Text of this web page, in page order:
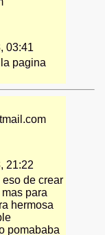
03:41
pagina
21:22
eso de crear
para
hermosa
pomababa